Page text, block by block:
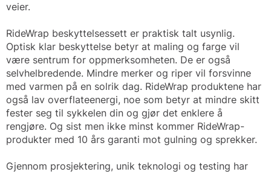
veier.
RideWrap beskyttelsessett er praktisk talt usynlig.
Optisk klar beskyttelse betyr at maling og farge vil
være sentrum for oppmerksomheten. De er også
selvhelbredende. Mindre merker og riper vil forsvinne
med varmen på en solrik dag. RideWrap produktene har
også lav overflateenergi, noe som betyr at mindre skitt
fester seg til sykkelen din og gjør det enklere å
rengjøre. Og sist men ikke minst kommer RideWrap-
produkter med 10 års garanti mot gulning og sprekker.
Gjennom prosjektering, unik teknologi og testing har